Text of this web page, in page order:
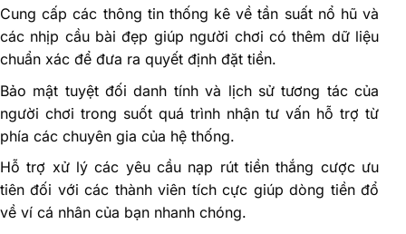
Cung cấp các thông tin thống kê về tần suất nổ hũ và
các nhịp cầu bài đẹp giúp người chơi có thêm dữ liệu
chuẩn xác để đưa ra quyết định đặt tiền.
Bảo mật tuyệt đối danh tính và lịch sử tương tác của
người chơi trong suốt quá trình nhận tư vấn hỗ trợ từ
phía các chuyên gia của hệ thống.
Hỗ trợ xử lý các yêu cầu nạp rút tiền thắng cược ưu
tiên đối với các thành viên tích cực giúp dòng tiền đổ
về ví cá nhân của bạn nhanh chóng.